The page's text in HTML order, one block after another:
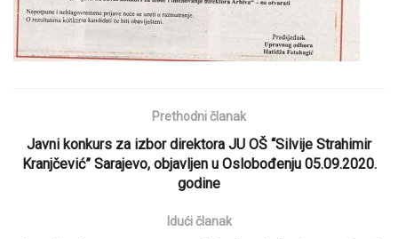
Prethodni članak
Javni konkurs za izbor direktora JU OŠ “Silvije Strahimir
Kranjčević” Sarajevo, objavljen u Oslobođenju 05.09.2020.
godine
Idući članak